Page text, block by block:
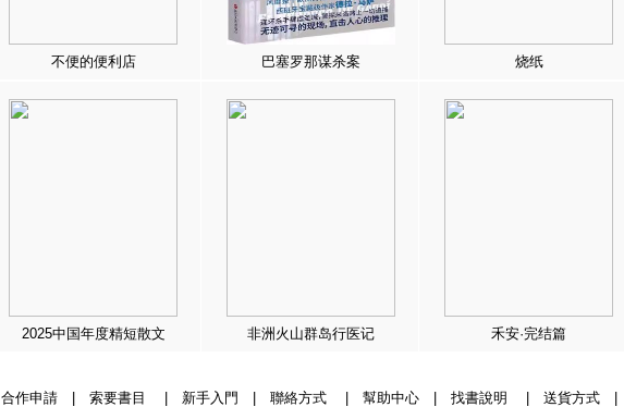
不便的便利店 巴塞罗那谋杀案 烧纸
2025中国年度精短散文 非洲火山群岛行医记 禾安·完结篇
合作申請| 索要書目 新手入門 聯絡方式| 幫助中心| 找書說明 送貨方式|